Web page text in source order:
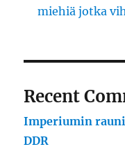
miehiä jotka
Recent
Imperiumin
DDR